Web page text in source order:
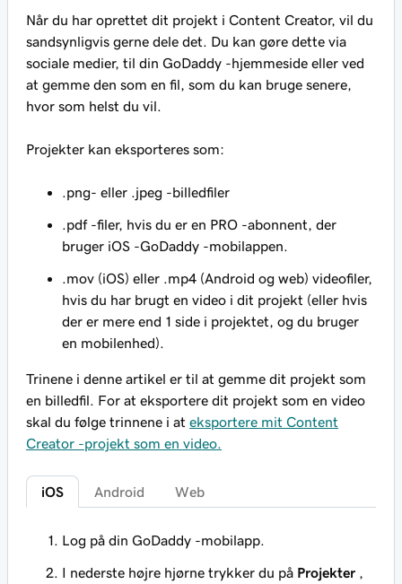
Når du har oprettet dit projekt i Content Creator, vil du
sandsynligvis gerne dele det. Du kan gøre dette via
sociale medier, til din GoDaddy -hjemmeside eller ved
at gemme den som en fil, som du kan bruge senere,
hvor som helst du vil.
Projekter kan eksporteres som:
.png- eller .jpeg -billedfiler
.pdf -filer, hvis du er en PRO -abonnent, der
bruger iOS -GoDaddy -mobilappen.
.mov (iOS) eller .mp4 (Android og web) videofiler,
hvis du har brugt en video i dit projekt (eller hvis
der er mere end 1 side i projektet, og du bruger
en mobilenhed).
Trinene i denne artikel er til at gemme dit projekt som
en billedfil. For at eksportere dit projekt som en video
skal du følge trinnene i at eksportere mit Content
Creator -projekt som en video.
iOS Android Web
Log på din GoDaddy -mobilapp.
I nederste højre hjørne trykker du på Projekter